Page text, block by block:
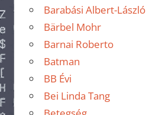
Barabási Albert-László
Bärbel Mohr
Barnai Roberto
Batman
BB Évi
Bei Linda Tang